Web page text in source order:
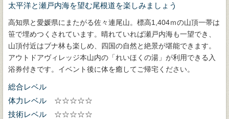
太平洋と瀬戸内海を望む尾根道を楽しみましょう
高知県と愛媛県にまたがる佐々連尾山。標高1,404ｍの山頂一帯は
笹で埋めつくされています。晴れていれば瀬戸内海も一望でき、
山頂付近はブナ林も楽しめ、四国の自然と絶景が堪能できます。
アウトドアヴィレッジ本山内の「れいほくの湯」が利用できる入
浴券付きです。イベント後に体を癒してご帰宅ください。
総合レベル
体力レベル
☆☆☆☆☆
技術レベル
☆☆☆☆☆